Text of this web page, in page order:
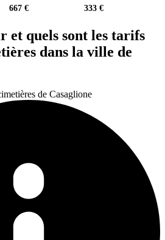
667 € 333 €
et quels sont les tarifs
dans la ville de
de Casaglione